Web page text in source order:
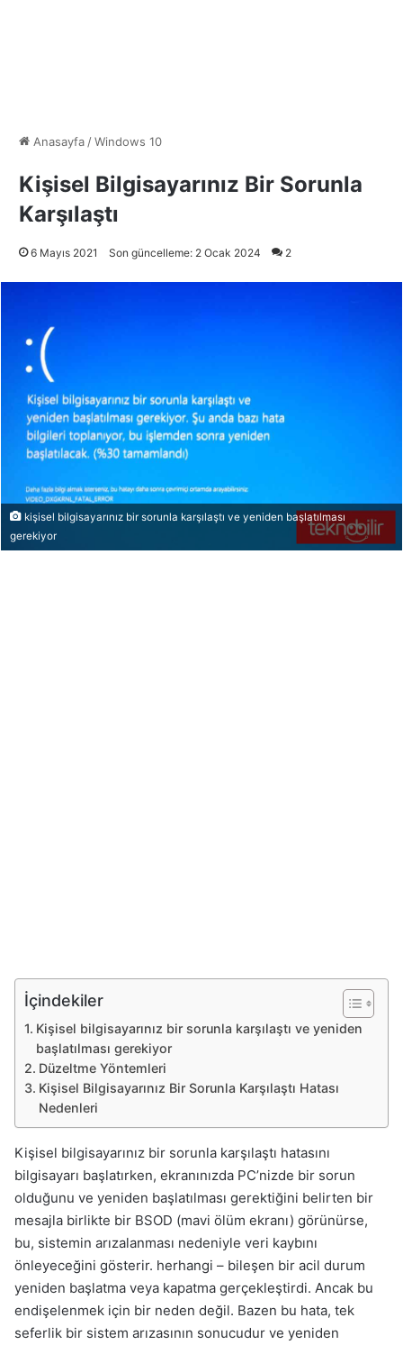
Anasayfa/Windows 10
Kişisel Bilgisayarınız Bir Sorunla
Karşılaştı
6 Mayıs 2021 Son güncelleme: 2 Ocak 2024 2
kişisel bilgisayarınız bir sorunla karşılaştı ve yeniden başlatılması
gerekiyor
İçindekiler
Kişisel bilgisayarınız bir sorunla karşılaştı ve yeniden
başlatılması gerekiyor
Düzeltme Yöntemleri
Kişisel Bilgisayarınız Bir Sorunla Karşılaştı Hatası
Nedenleri
Kişisel bilgisayarınız bir sorunla karşılaştı hatasını
bilgisayarı başlatırken, ekranınızda PC’nizde bir sorun
olduğunu ve yeniden başlatılması gerektiğini belirten bir
mesajla birlikte bir BSOD (mavi ölüm ekranı) görünürse,
bu, sistemin arızalanması nedeniyle veri kaybını
önleyeceğini gösterir. herhangi – bileşen bir acil durum
yeniden başlatma veya kapatma gerçekleştirdi. Ancak bu
endişelenmek için bir neden değil. Bazen bu hata, tek
seferlik bir sistem arızasının sonucudur ve yeniden